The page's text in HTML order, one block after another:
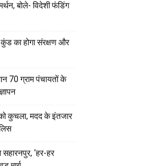
बोले- विदेशी फंडिंग
कुंड का होगा संरक्षण और
70 ग्राम पंचायतों के
को कुचला, मदद के इंतजार
‘हर-हर